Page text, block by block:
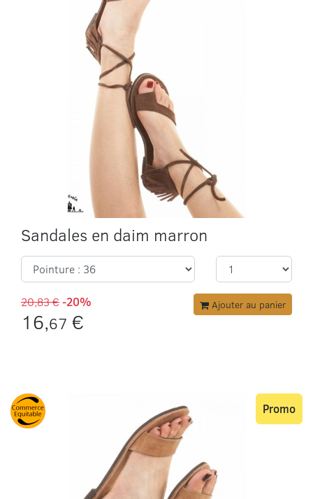
Sandales en daim marron
20,83 €-20%
16,67 €
Ajouter au panier
Promo